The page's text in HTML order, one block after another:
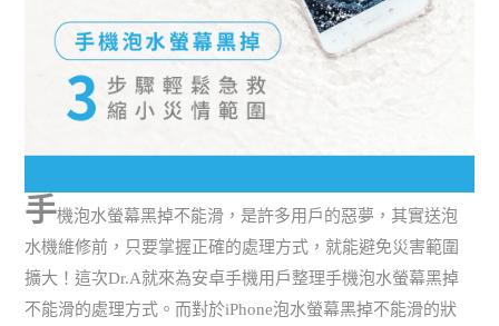
手機泡水螢幕黑掉不能滑，是許多用戶的惡夢，其實送泡
水機維修前，只要掌握正確的處理方式，就能避免災害範圍
擴大！這次Dr.A就來為安卓手機用戶整理手機泡水螢幕黑掉
不能滑的處理方式。而對於iPhone泡水螢幕黑掉不能滑的狀